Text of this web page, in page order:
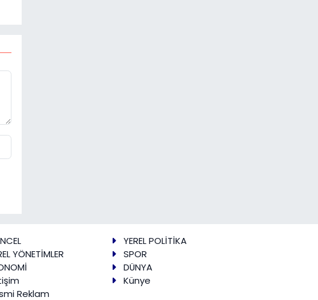
YEREL POLİTİKA
YÖNETİMLER
SPOR
DÜNYA
Künye
Reklam